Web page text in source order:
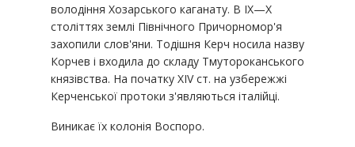
володіння Хозарського каганату. В IX—X
століттях землі Північного Причорномор'я
захопили слов'яни. Тодішня Керч носила назву
Корчев і входила до складу Тмутороканського
князівства. На початку XIV ст. на узбережжі
Керченської протоки з'являються італійці.
Виникає їх колонія Воспоро.